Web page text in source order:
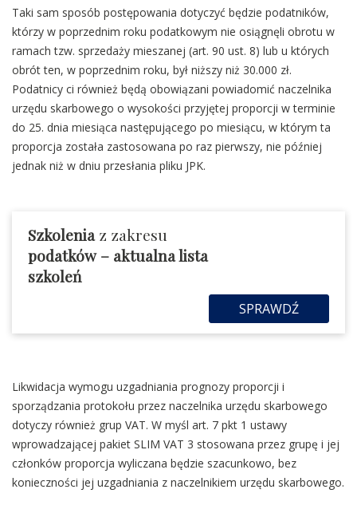
Taki sam sposób postępowania dotyczyć będzie podatników,
którzy w poprzednim roku podatkowym nie osiągnęli obrotu w
ramach tzw. sprzedaży mieszanej (art. 90 ust. 8) lub u których
obrót ten, w poprzednim roku, był niższy niż 30.000 zł.
Podatnicy ci również będą obowiązani powiadomić naczelnika
urzędu skarbowego o wysokości przyjętej proporcji w terminie
do 25. dnia miesiąca następującego po miesiącu, w którym ta
proporcja została zastosowana po raz pierwszy, nie później
jednak niż w dniu przesłania pliku JPK.
Szkoleniaz zakresu
podatków– aktualna lista
szkoleń
SPRAWDŹ
Likwidacja wymogu uzgadniania prognozy proporcji i
sporządzania protokołu przez naczelnika urzędu skarbowego
dotyczy również grup VAT. W myśl art. 7 pkt 1 ustawy
wprowadzającej pakiet SLIM VAT 3 stosowana przez grupę i jej
członków proporcja wyliczana będzie szacunkowo, bez
konieczności jej uzgadniania z naczelnikiem urzędu skarbowego.